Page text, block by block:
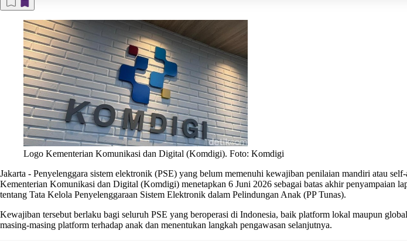
Logo Kementerian Komunikasi dan Digital (Komdigi). Foto: Komdigi
Jakarta - Penyelenggara sistem elektronik (PSE) yang belum memenuhi kewajiban penilaian mandiri atau
Kementerian Komunikasi dan Digital (Komdigi) menetapkan 6 Juni 2026 sebagai batas akhir penyampaian
tentang Tata Kelola Penyelenggaraan Sistem Elektronik dalam Pelindungan Anak (PP Tunas).
Kewajiban tersebut berlaku bagi seluruh PSE yang beroperasi di Indonesia, baik platform lokal maupun
masing-masing platform terhadap anak dan menentukan langkah pengawasan selanjutnya.